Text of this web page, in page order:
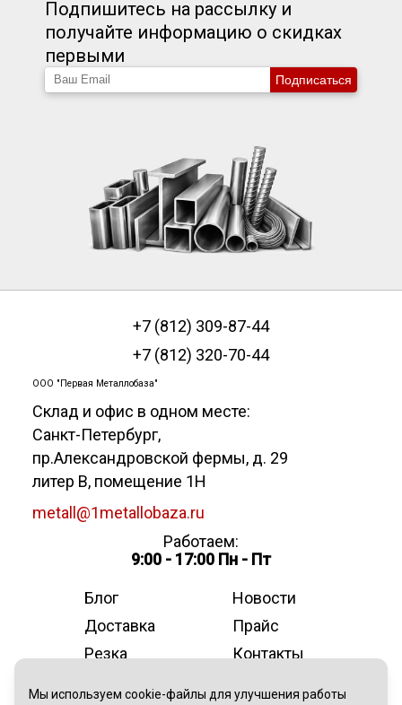
Подпишитесь на рассылку и
получайте информацию о скидках
первыми
Подписаться
+7 (812) 309-87-44
+7 (812) 320-70-44
ООО "Первая Металлобаза"
Склад и офис в одном месте:
Санкт-Петербург,
пр.Александровской фермы, д. 29
литер В, помещение 1Н
metall@1metallobaza.ru
Работаем:
9:00 - 17:00 Пн - Пт
Блог
Новости
Доставка
Прайс
Резка
Контакты
Мы используем cookie-файлы для улучшения работы